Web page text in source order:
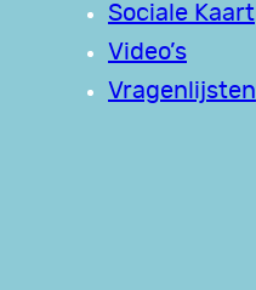
Sociale Kaart
Video’s
Vragenlijsten